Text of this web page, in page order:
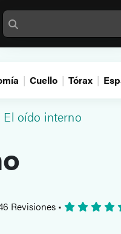
Cuello Tórax
El oído interno
Revisiones •